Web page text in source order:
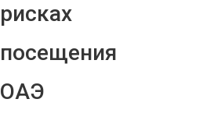
рисках
посещения
ОАЭ